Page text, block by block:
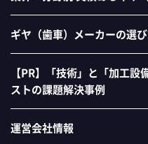
ギヤ（歯車）メーカーの選
【PR】「技術」と「加工
ストの課題解決事例
運営会社情報